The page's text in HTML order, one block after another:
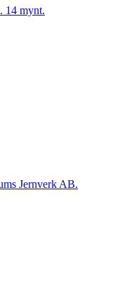
14 mynt.
Jernverk AB.